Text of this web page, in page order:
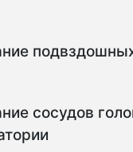
сосудов